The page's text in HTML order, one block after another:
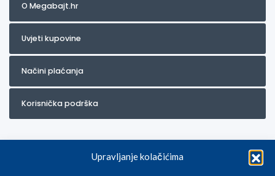
Upravljanje kolačićima
O Megabajt.hr
Uvjeti kupovine
Načini plaćanja
Korisnička podrška